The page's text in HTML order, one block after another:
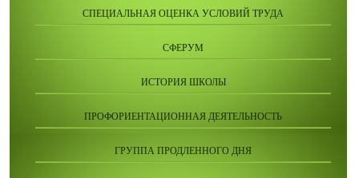
СПЕЦИАЛЬНАЯ ОЦЕНКА УСЛОВИЙ ТРУДА
СФЕРУМ
ИСТОРИЯ ШКОЛЫ
ПРОФОРИЕНТАЦИОННАЯ ДЕЯТЕЛЬНОСТЬ
ГРУППА ПРОДЛЕННОГО ДНЯ